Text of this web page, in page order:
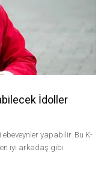
İdoller
ebeveynler yapabilir. Bu K-
iyi arkadaş gibi